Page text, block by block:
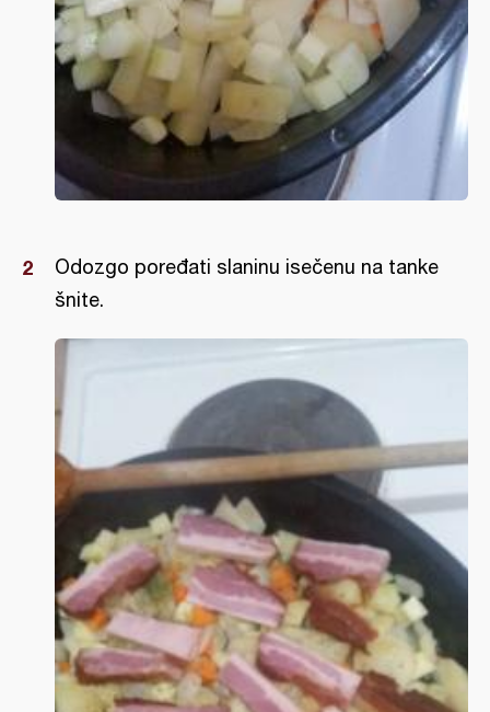
Odozgo poređati slaninu isečenu na tanke
šnite.